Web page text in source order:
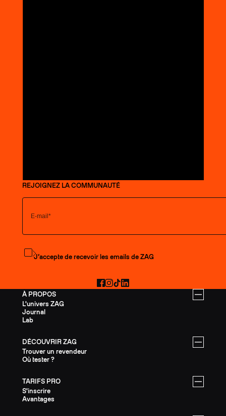
À PROPOS
L'univers ZAG
Journal
Lab
DÉCOUVRIR ZAG
Trouver un revendeur
Où tester ?
TARIFS PRO
S'inscrire
Avantages
REJOIGNEZ LA COMMUNAUTÉ
S'abonner à la newsletter
J’accepte de recevoir les emails de ZAG
Facebook
Instagram
TikTokLinkedIn